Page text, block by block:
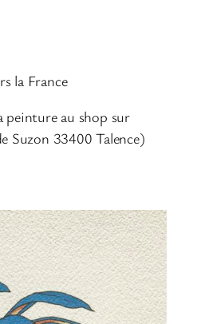
la France
peinture au shop sur
Suzon 33400 Talence)